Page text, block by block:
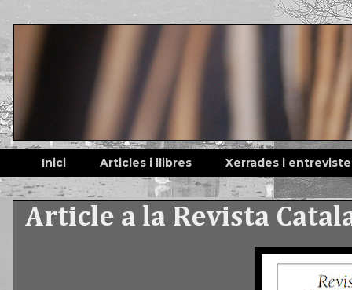
Inici Articles i llibres Xerrades i
Article a la Revista